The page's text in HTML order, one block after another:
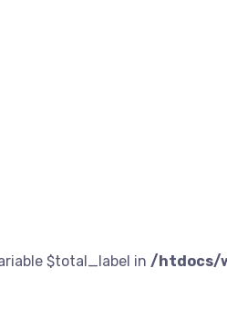
$total_label in /htdocs/